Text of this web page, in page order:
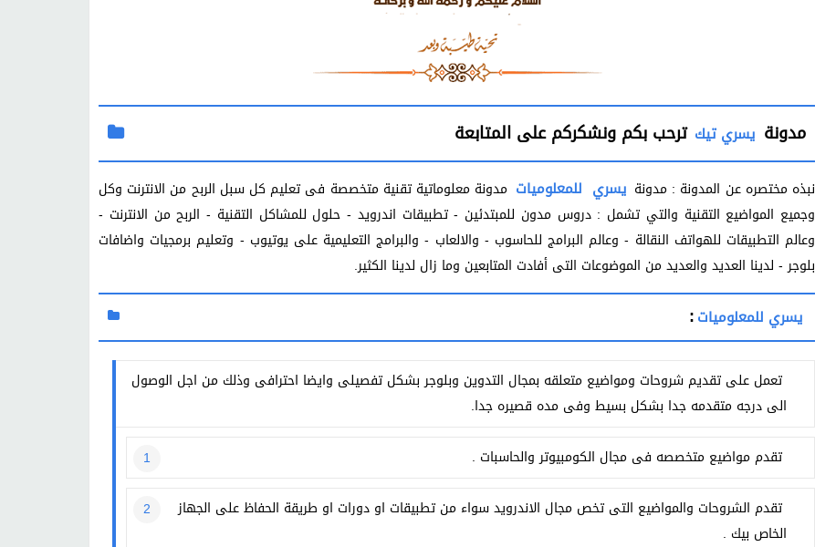
مدونة يسري تيك ترحب بكم ونشكركم على المتابعة
نبذه مختصره عن المدونة : مدونة يسري للمعلوميات مدونة معلوماتية تقنية متخصصة فى تعليم كل سبل الربح من الانترنت وكل
وجميع المواضيع التقنية والتي تشمل : دروس مدون للمبتدئين - تطبيقات اندرويد - حلول للمشاكل التقنية - الربح من الانترنت -
وعالم التطبيقات للهواتف النقالة - وعالم البرامج للحاسوب - والالعاب - والبرامج التعليمية على يوتيوب - وتعليم برمجيات واضافات
بلوجر - لدينا العديد والعديد من الموضوعات التى أفادت المتابعين وما زال لدينا الكثير.
يسري للمعلوميات:
تعمل على تقديم شروحات ومواضيع متعلقه بمجال التدوين وبلوجر بشكل تفصيلى وايضا احترافى وذلك من اجل الوصول
الى درجه متقدمه جدا بشكل بسيط وفى مده قصيره جدا.
تقدم مواضيع متخصصه فى مجال الكومبيوتر والحاسبات .
تقدم الشروحات والمواضيع التى تخص مجال الاندرويد سواء من تطبيقات او دورات او طريقة الحفاظ على الجهاز
الخاص بيك .